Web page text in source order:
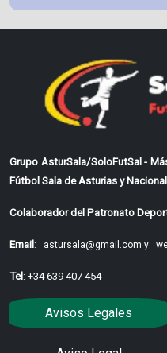
Grupo AsturSala/SoloFutSal -
Fútbol Sala de Asturias y Nacional
Colaborador del Patronato
Email: astursala@gmail.com y
Tel: +34 639 407 454
Avisos Legales